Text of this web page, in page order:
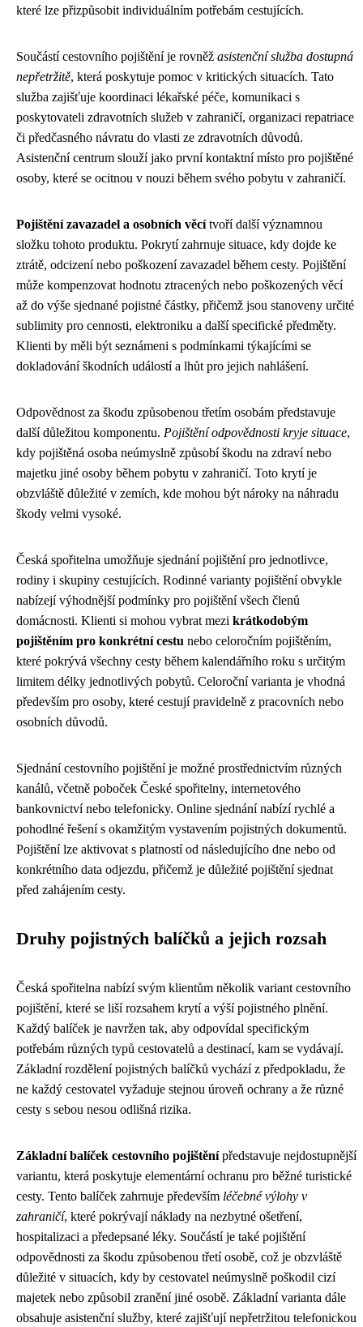
které lze přizpůsobit individuálním potřebám cestujících.
Součástí cestovního pojištění je rovněž asistenční služba dostupná
nepřetržitě, která poskytuje pomoc v kritických situacích. Tato
služba zajišťuje koordinaci lékařské péče, komunikaci s
poskytovateli zdravotních služeb v zahraničí, organizaci repatriace
či předčasného návratu do vlasti ze zdravotních důvodů.
Asistenční centrum slouží jako první kontaktní místo pro pojištěné
osoby, které se ocitnou v nouzi během svého pobytu v zahraničí.
Pojištění zavazadel a osobních věcítvoří další významnou
složku tohoto produktu. Pokrytí zahrnuje situace, kdy dojde ke
ztrátě, odcizení nebo poškození zavazadel během cesty. Pojištění
může kompenzovat hodnotu ztracených nebo poškozených věcí
až do výše sjednané pojistné částky, přičemž jsou stanoveny určité
sublimity pro cennosti, elektroniku a další specifické předměty.
Klienti by měli být seznámeni s podmínkami týkajícími se
dokladování škodních událostí a lhůt pro jejich nahlášení.
Odpovědnost za škodu způsobenou třetím osobám představuje
další důležitou komponentu. Pojištění odpovědnosti kryje situace,
kdy pojištěná osoba neúmyslně způsobí škodu na zdraví nebo
majetku jiné osoby během pobytu v zahraničí. Toto krytí je
obzvláště důležité v zemích, kde mohou být nároky na náhradu
škody velmi vysoké.
Česká spořitelna umožňuje sjednání pojištění pro jednotlivce,
rodiny i skupiny cestujících. Rodinné varianty pojištění obvykle
nabízejí výhodnější podmínky pro pojištění všech členů
domácnosti. Klienti si mohou vybrat mezi krátkodobým
pojištěním pro konkrétní cestu nebo celoročním pojištěním,
které pokrývá všechny cesty během kalendářního roku s určitým
limitem délky jednotlivých pobytů. Celoroční varianta je vhodná
především pro osoby, které cestují pravidelně z pracovních nebo
osobních důvodů.
Sjednání cestovního pojištění je možné prostřednictvím různých
kanálů, včetně poboček České spořitelny, internetového
bankovnictví nebo telefonicky. Online sjednání nabízí rychlé a
pohodlné řešení s okamžitým vystavením pojistných dokumentů.
Pojištění lze aktivovat s platností od následujícího dne nebo od
konkrétního data odjezdu, přičemž je důležité pojištění sjednat
před zahájením cesty.
Druhy pojistných balíčků a jejich rozsah
Česká spořitelna nabízí svým klientům několik variant cestovního
pojištění, které se liší rozsahem krytí a výší pojistného plnění.
Každý balíček je navržen tak, aby odpovídal specifickým
potřebám různých typů cestovatelů a destinací, kam se vydávají.
Základní rozdělení pojistných balíčků vychází z předpokladu, že
ne každý cestovatel vyžaduje stejnou úroveň ochrany a že různé
cesty s sebou nesou odlišná rizika.
Základní balíček cestovního pojištěnípředstavuje nejdostupnější
variantu, která poskytuje elementární ochranu pro běžné turistické
cesty. Tento balíček zahrnuje především léčebné výlohy v
zahraničí, které pokrývají náklady na nezbytné ošetření,
hospitalizaci a předepsané léky. Součástí je také pojištění
odpovědnosti za škodu způsobenou třetí osobě, což je obzvláště
důležité v situacích, kdy by cestovatel neúmyslně poškodil cizí
majetek nebo způsobil zranění jiné osobě. Základní varianta dále
obsahuje asistenční služby, které zajišťují nepřetržitou telefonickou